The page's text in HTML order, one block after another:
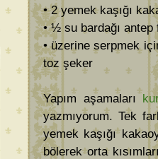
• 2 yemek kaşığı
• ½ su bardağı antep
• üzerine serpmek
toz şeker
Yapım aşamaları
yazmıyorum. Tek
yemek kaşığı
bölerek orta